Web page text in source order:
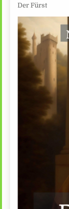
Der Fürst